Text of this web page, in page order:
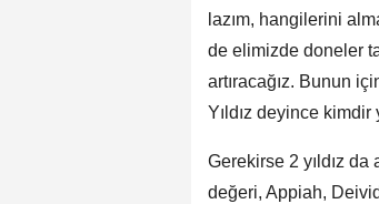
lazım, hangilerini
de elimizde doneler
artıracağız. Bunun
Yıldız deyince kimdir
Gerekirse 2 yıldız da
değeri, Appiah,